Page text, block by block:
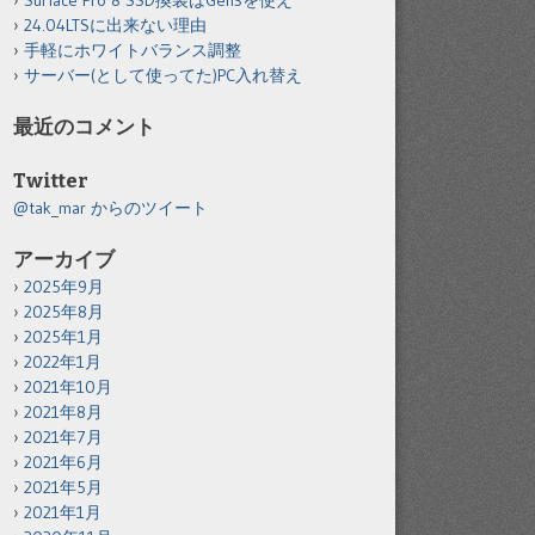
24.04LTSに出来ない理由
手軽にホワイトバランス調整
サーバー(として使ってた)PC入れ替え
最近のコメント
Twitter
@tak_mar からのツイート
アーカイブ
2025年9月
2025年8月
2025年1月
2022年1月
2021年10月
2021年8月
2021年7月
2021年6月
2021年5月
2021年1月